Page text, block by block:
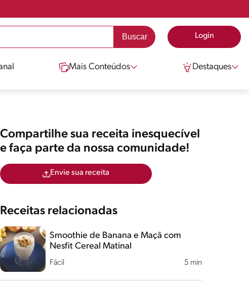
Login
Mais Conteúdos Destaques
Compartilhe sua receita inesquecível
e faça parte da nossa comunidade!
Envie sua receita
Receitas relacionadas
Fácil 5 min
Smoothie de Banana e Maçã com
Nesfit Cereal Matinal